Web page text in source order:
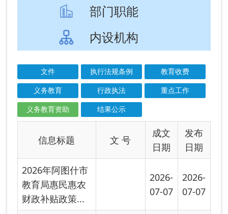
成文
2026年阿图什市
财政补贴政策...
2026-
07-07
2026-
07-07
阿图什市2026年
第二批雨露计划
公示公告
2026-
06-22
2026-
阿图什市教育局
召开例行新闻发
布会
2026-
2026-
05-21
阿图什市2026年
第一批雨露计划
公示公告
2026-
04-14